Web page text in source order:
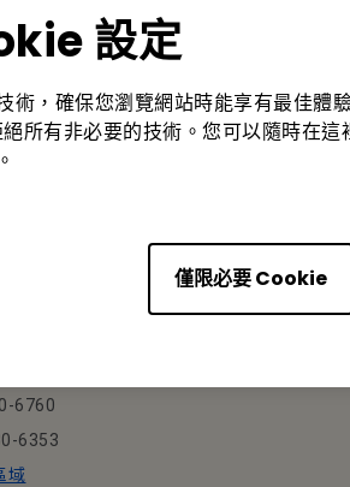
設定
術，確保您瀏覽網站時能享有最佳體
所有非必要的技術。您可以隨時在這
。
僅限必要 Cookie
6760
6353
域